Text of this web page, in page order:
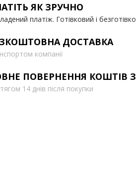
ЯК ЗРУЧНО
платіж. Готівковий і
ДОСТАВКА
компанії
ПОВЕРНЕННЯ КОШТІВ
14 днів після покупки